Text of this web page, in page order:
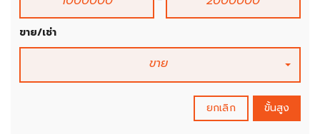
ขาย/เช่า
ขาย
ยกเลิก ขั้นสูง